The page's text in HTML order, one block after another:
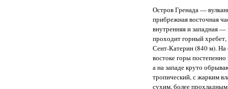
Остров Гренада —
прибрежная восточная
внутренняя и западная
проходит горный
Сент-Катерин (840 м). На
востоке горы
а на западе круто
тропический, с жарким
сухим, более